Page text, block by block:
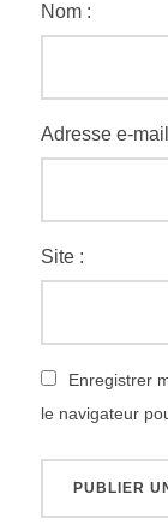
Nom :
Adresse e-
Site :
Enregistrer
le navigateur